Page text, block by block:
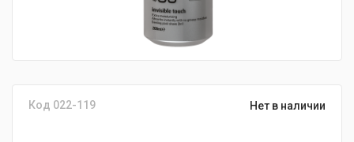
Код 022-119 Нет в наличии